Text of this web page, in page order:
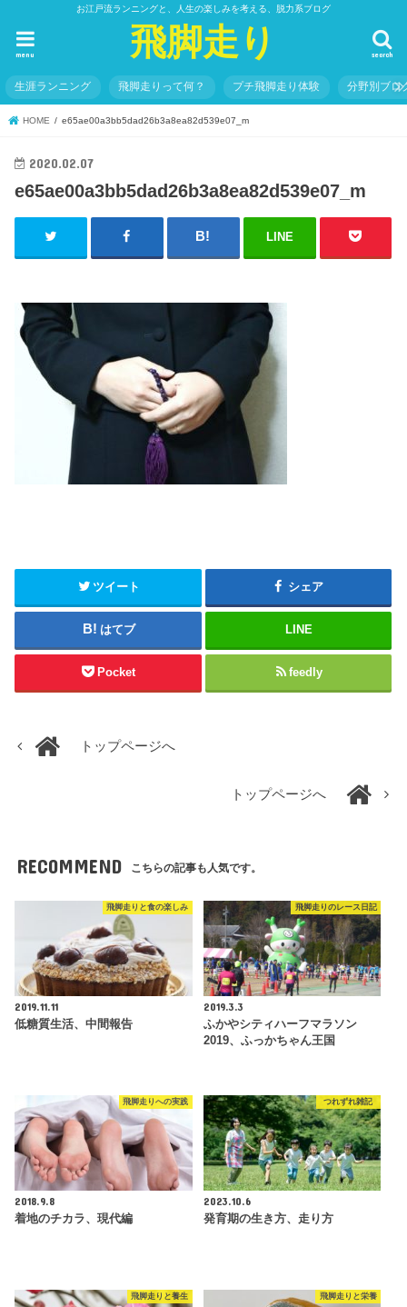
お江戸流ランニングと、人生の楽しみを考える、脱力系ブログ
飛脚走り search
menu
生涯ランニング 飛脚走りって何？ プチ飛脚走り体験 分野別ブロ
HOME e65ae00a3bb5dad26b3a8ea82d539e07_m
2020.02.07
e65ae00a3bb5dad26b3a8ea82d539e07_m
LINE
ツイート シェア
はてブ LINE
Pocket feedly
トップページへ
トップページへ
RECOMMEND こちらの記事も人気です。
飛脚走りと食の楽しみ
2019.11.11
低糖質生活、中間報告
飛脚走りのレース日記
2019.3.3
ふかやシティハーフマラソン
2019、ふっかちゃん王国
飛脚走りへの実践
2018.9.8
着地のチカラ、現代編
つれずれ雑記
2023.10.6
発育期の生き方、走り方
飛脚走りと養生 飛脚走りと栄養